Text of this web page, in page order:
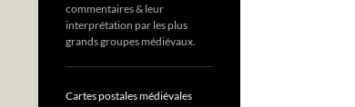
commentaires & leur
interprétation par les plus
grands groupes médiévaux.
Cartes postales médiévales